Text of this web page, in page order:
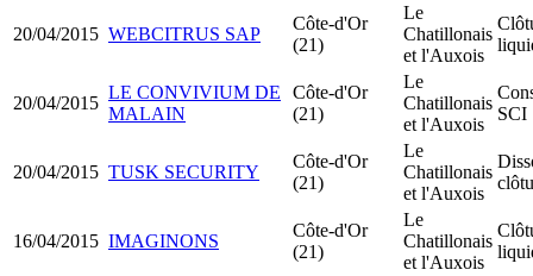
20/04/2015 WEBCITRUS SAP
Côte-d'Or
(21)
Le
Chatillonais
et l'Auxois
20/04/2015
LE CONVIVIUM DE
MALAIN
Côte-d'Or
(21)
Le
Chatillonais
et l'Auxois
SCI
20/04/2015 TUSK SECURITY
Côte-d'Or
(21)
Le
Chatillonais
et l'Auxois
16/04/2015 IMAGINONS
Côte-d'Or
(21)
Le
Chatillonais
et l'Auxois